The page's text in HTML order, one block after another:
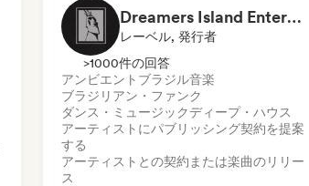
Dreamers Island Entertainment
レーベル, 発行者
>1000件の回答
アンビエント ブラジル音楽
ブラジリアン・ファンク
ダンス・ミュージックディープ・ハウス
アーティストにパブリッシング契約を提案
する
アーティストとの契約または楽曲のリリー
ス